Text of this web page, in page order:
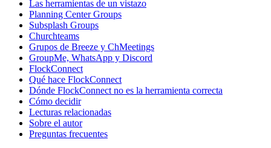
Las herramientas de un vistazo
Planning Center Groups
Subsplash Groups
Churchteams
Grupos de Breeze y ChMeetings
GroupMe, WhatsApp y Discord
FlockConnect
Qué hace FlockConnect
Dónde FlockConnect no es la herramienta correcta
Cómo decidir
Lecturas relacionadas
Sobre el autor
Preguntas frecuentes